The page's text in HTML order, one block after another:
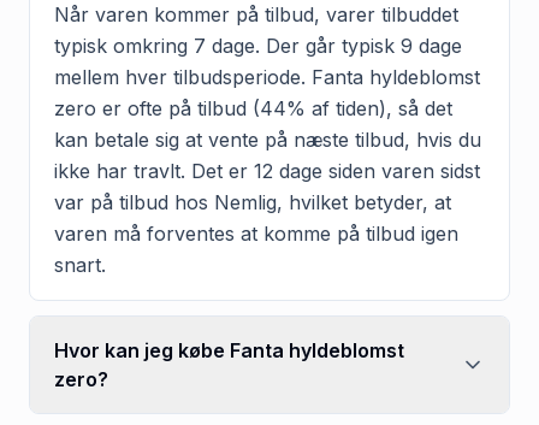
Når varen kommer på tilbud, varer tilbuddet
typisk omkring 7 dage. Der går typisk 9 dage
mellem hver tilbudsperiode. Fanta hyldeblomst
zero er ofte på tilbud (44% af tiden), så det
kan betale sig at vente på næste tilbud, hvis du
ikke har travlt. Det er 12 dage siden varen sidst
var på tilbud hos Nemlig, hvilket betyder, at
varen må forventes at komme på tilbud igen
snart.
Hvor kan jeg købe Fanta hyldeblomst
zero?